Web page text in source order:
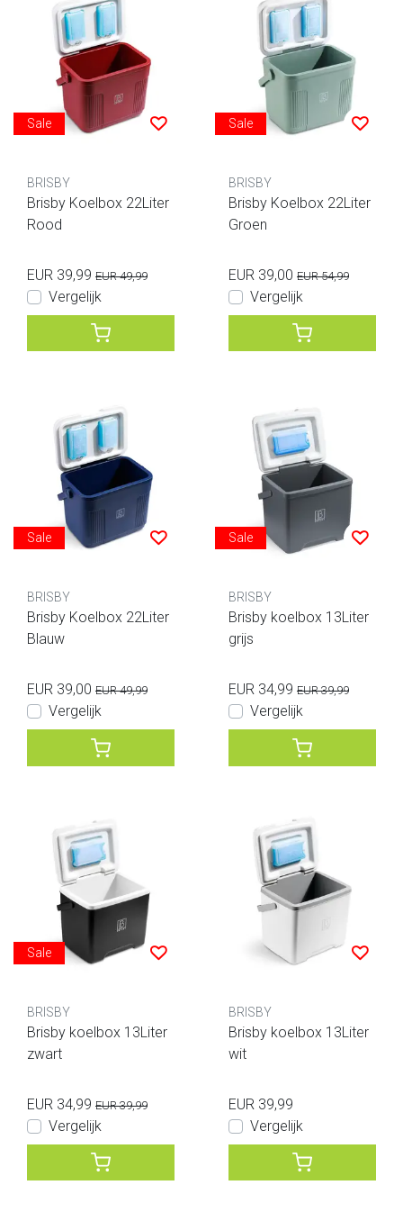
Sale
BRISBY
Brisby Koelbox 22Liter
Rood
EUR 39,99 EUR 49,99
Vergelijk
Sale
BRISBY
Brisby Koelbox 22Liter
Groen
EUR 39,00 EUR 54,99
Vergelijk
Sale
BRISBY
Brisby Koelbox 22Liter
Blauw
EUR 39,00 EUR 49,99
Vergelijk
Sale
BRISBY
Brisby koelbox 13Liter
grijs
EUR 34,99 EUR 39,99
Vergelijk
Sale
BRISBY
Brisby koelbox 13Liter
zwart
EUR 34,99 EUR 39,99
Vergelijk
BRISBY
Brisby koelbox 13Liter
wit
EUR 39,99
Vergelijk